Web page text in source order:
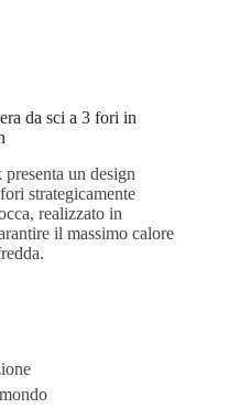
da sci a 3 fori in
un design
strategicamente
realizzato in
il massimo calore